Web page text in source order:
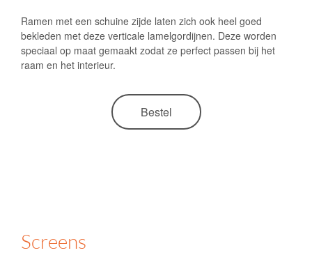
Ramen met een schuine zijde laten zich ook heel goed
bekleden met deze verticale lamelgordijnen. Deze worden
speciaal op maat gemaakt zodat ze perfect passen bij het
raam en het interieur.
Bestel
Screens